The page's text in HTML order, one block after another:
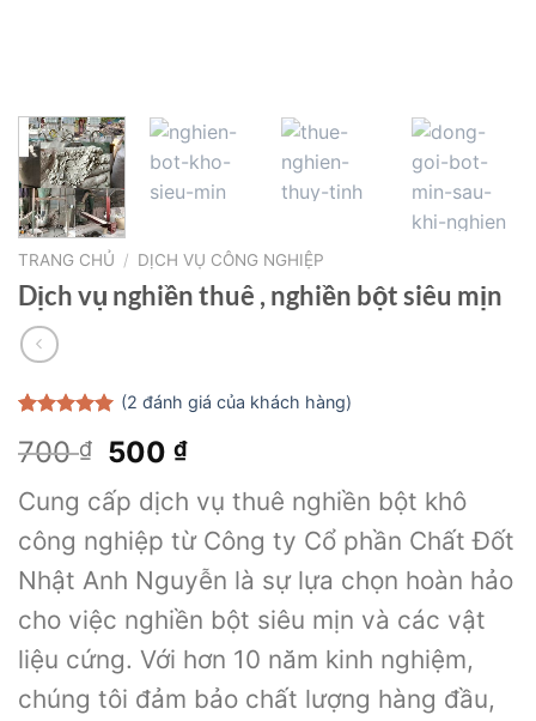
TRANG CHỦ / DỊCH VỤ CÔNG NGHIỆP
Dịch vụ nghiền thuê , nghiền bột siêu mịn
dựa trên
đánh giá
(2 đánh giá của khách hàng)
700₫
Giá
là:
700 ₫.
500₫Giá
tại
là:
500 ₫.
Cung cấp dịch vụ thuê nghiền bột khô
công nghiệp từ Công ty Cổ phần Chất Đốt
Nhật Anh Nguyễn là sự lựa chọn hoàn hảo
cho việc nghiền bột siêu mịn và các vật
liệu cứng. Với hơn 10 năm kinh nghiệm,
chúng tôi đảm bảo chất lượng hàng đầu,